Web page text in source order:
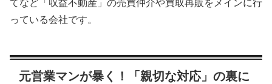
てなど「収益不動産」の売買仲介や買取再販をメインに行
っている会社です。
元営業マンが暴く！「親切な対応」の裏に